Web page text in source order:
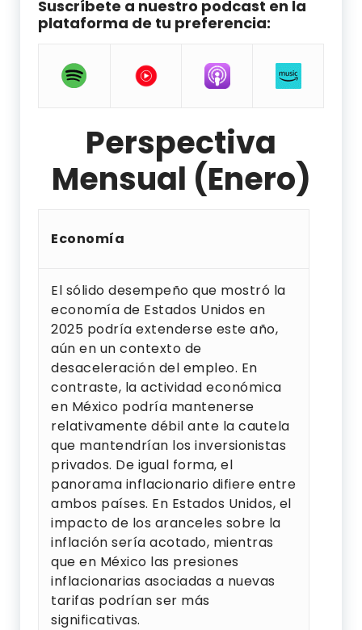
Suscríbete a nuestro podcast en la
plataforma de tu preferencia:
Perspectiva
Mensual (Enero)
Economía
El sólido desempeño que mostró la
economía de Estados Unidos en
2025 podría extenderse este año,
aún en un contexto de
desaceleración del empleo. En
contraste, la actividad económica
en México podría mantenerse
relativamente débil ante la cautela
que mantendrían los inversionistas
privados. De igual forma, el
panorama inflacionario difiere entre
ambos países. En Estados Unidos, el
impacto de los aranceles sobre la
inflación sería acotado, mientras
que en México las presiones
inflacionarias asociadas a nuevas
tarifas podrían ser más
significativas.